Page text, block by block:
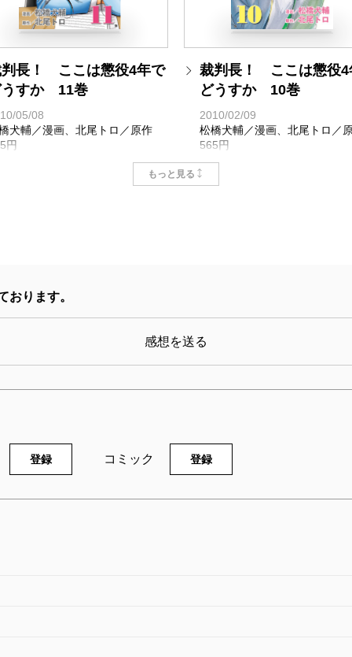
長！ ここは懲役4年で
うすか 11巻
05/08
犬輔／漫画、北尾トロ／原作
円
裁判長！ ここは懲役4
どうすか 10巻
2010/02/09
松橋犬輔／漫画、北尾トロ／
565円
犬輔／漫画、北尾トロ／原作
松橋犬輔／漫画、北尾トロ／原
もっと見る
おります。
感想を送る
登録 コミック 登録